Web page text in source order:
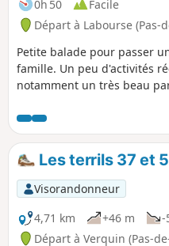
0h 50
Facile
Départ à Labourse (Pas-
Petite balade pour passer
famille. Un peu d'activités
notamment un très beau
dénivelés et une prise de
paysage et notamment le
Les terrils 37 et
Visorandonneur
4,71 km
+46 m -
Départ à Verquin (Pas-